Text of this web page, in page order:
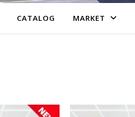
CATALOG MARKET